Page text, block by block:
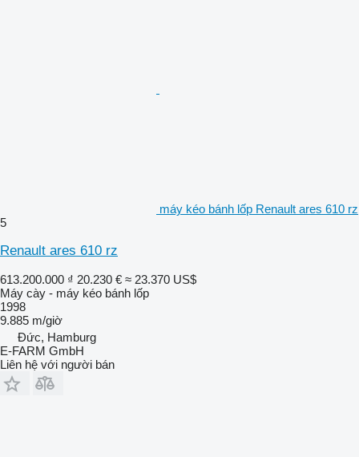
máy kéo bánh lốp Renault ares 610 rz
5
Renault ares 610 rz
613.200.000 ₫ 20.230 € ≈ 23.370 US$
Máy cày - máy kéo bánh lốp
1998
9.885 m/giờ
Đức, Hamburg
E-FARM GmbH
Liên hệ với người bán